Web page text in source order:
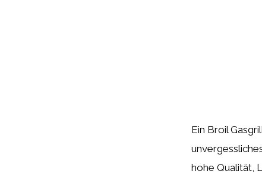
Ein Broil
hohe Qualität,